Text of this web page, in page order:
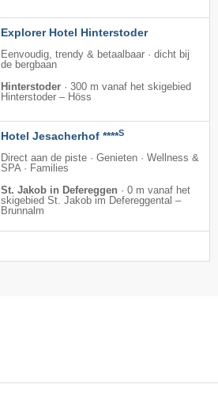
Explorer Hotel Hinterstoder
Eenvoudig, trendy & betaalbaar · dicht bij
de bergbaan
Hinterstoder · 300 m vanaf het skigebied
Hinterstoder – Höss
Hotel Jesacherhof ****S
Direct aan de piste · Genieten · Wellness &
SPA · Families
St. Jakob in Defereggen · 0 m vanaf het
skigebied St. Jakob im Defereggental –
Brunnalm